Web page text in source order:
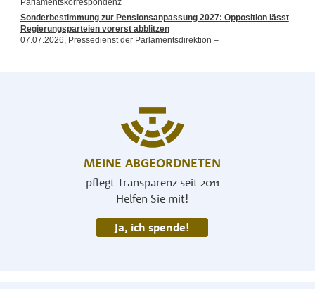
MEINE ABGEORDNETEN
pflegt Transparenz seit 2011
Helfen Sie mit!
Ja, ich spende!